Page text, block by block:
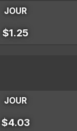
JOUR
$1.25
JOUR
$4.03